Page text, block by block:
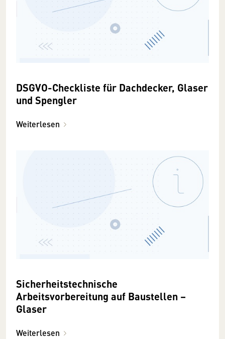
DSGVO-Checkliste für Dachdecker, Glaser
und Spengler
Weiterlesen
Sicherheitstechnische
Arbeitsvorbereitung auf Baustellen –
Glaser
Weiterlesen